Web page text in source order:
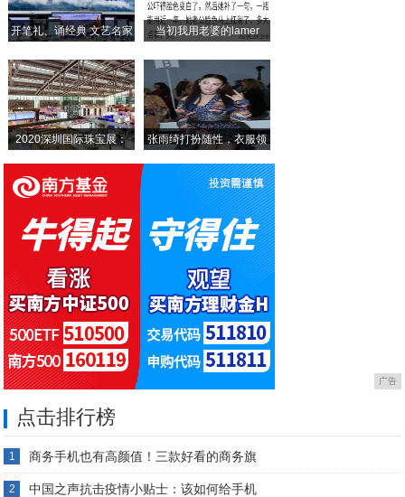
奔三的女人尽量不要卫衣配长裤！学宋慧乔这
贝嫂披西装出街，搭土气红配紫霸气十足，获
开笔礼、诵经典 文艺名家 当初我用老婆的lamer
2020深圳国际珠宝展：
张雨绮打扮随性，衣服领
子
广告
点击排行榜
1 商务手机也有高颜值！三款好看的商务旗
2 中国之声抗击疫情小贴士：该如何给手机